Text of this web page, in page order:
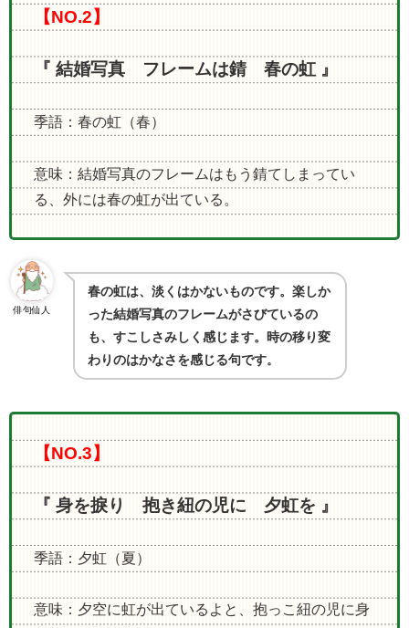
【NO.2】
『 結婚写真 フレームは錆 春の虹 』
季語：春の虹（春）
意味：結婚写真のフレームはもう錆てしまってい
る、外には春の虹が出ている。
俳句仙人
春の虹は、淡くはかないものです。楽しか
った結婚写真のフレームがさびているの
も、すこしさみしく感じます。時の移り変
わりのはかなさを感じる句です。
【NO.3】
『 身を捩り 抱き紐の児に 夕虹を 』
季語：夕虹（夏）
意味：夕空に虹が出ているよと、抱っこ紐の児に身